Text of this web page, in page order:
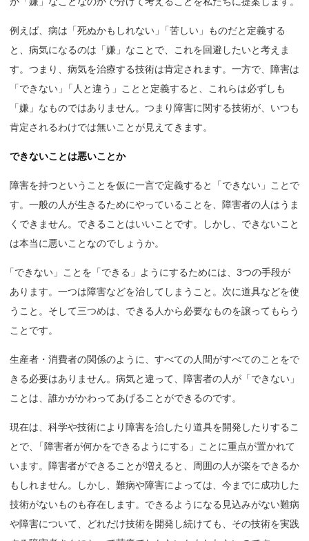
例えば、病は「死ぬかもしれない 」
「苦しい」ものだと定義する
と、病気になるのは「嫌」なことで、これを回避したいと考えま
す。つまり、病気を治療する技術は肯定されます。一方で、障害は
「できない 」
「人と違う」ことと定義すると、これらは必ずしも
「嫌」なものではありません。つまり障害に関する技術が、いつも
肯定されるわけでは無いことが見えてきます。
できないことは悪いことか
障害を持つということを仮に一言で定義すると「できない」ことで
す。一般の人が生きるためにやっていることを、障害者の人はうま
くできません。できることはいいことです。しかし、できないこと
は本当に悪いことなのでしょうか。
「できない」ことを「できる」ようにするためには、3つの手段が
あります。一つは障害などを治してしまうこと。次に道具などを使
うこと。そして三つめは、できる人から必要なものを譲ってもらう
ことです。
生産者・消費者の関係のように、すべての人間がすべてのことをで
きる必要はありません。病気と違って、障害者の人が「できない」
ことは、誰かがかわってあげることができるのです。
現在は、科学や技術により障害を治したり道具を開発したりするこ
とで
「障害者が何かをできるようにする」ことに重点が置かれて
います。障害者ができることが増えると、周囲の人が楽をできるか
もしれません。しかし、難病や障害によっては、今までに成功した
技術がないものも存在します。できるようになる見込みがない難病
や障害について、どれだけ技術を開発し続けても、その技術を実践